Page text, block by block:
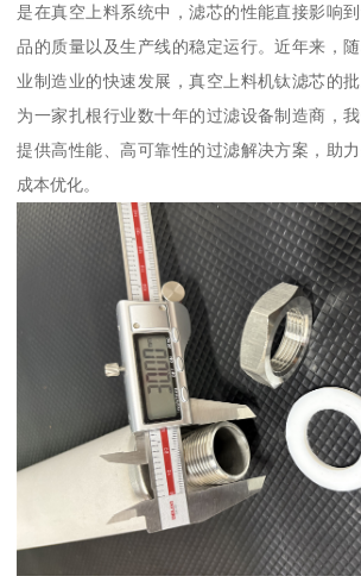
是在真空上料系统中，滤芯的性能直接影响
品的质量以及生产线的稳定运行。近年来，
业制造业的快速发展，真空上料机钛滤芯的
为一家扎根行业数十年的过滤设备制造商，
提供高性能、高可靠性的过滤解决方案，助
成本优化。